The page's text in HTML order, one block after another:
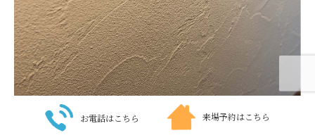
お電話はこちら 来場予約はこちら